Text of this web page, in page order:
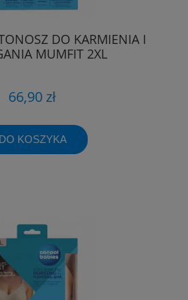
DO KARMIENIA I
MUMFIT 2XL
66,90 zł
DO KOSZYKA